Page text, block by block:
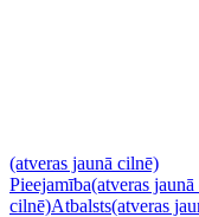
(atveras jaunā cilnē)
Pieejamība(atveras
cilnē)Atbalsts(atveras